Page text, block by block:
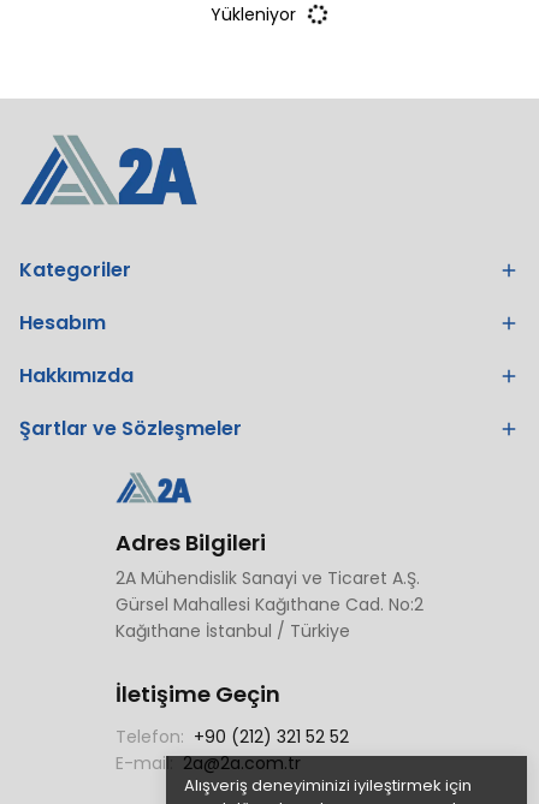
Alışveriş deneyiminizi iyileştirmek için
Yükleniyor
Kategoriler
Hesabım
Hakkımızda
Şartlar ve Sözleşmeler
Adres Bilgileri
2A Mühendislik Sanayi ve Ticaret A.Ş.
Gürsel Mahallesi Kağıthane Cad. No:2
Kağıthane İstanbul / Türkiye
İletişime Geçin
Telefon: +90 (212) 321 52 52
E-mail: 2a@2a.com.tr